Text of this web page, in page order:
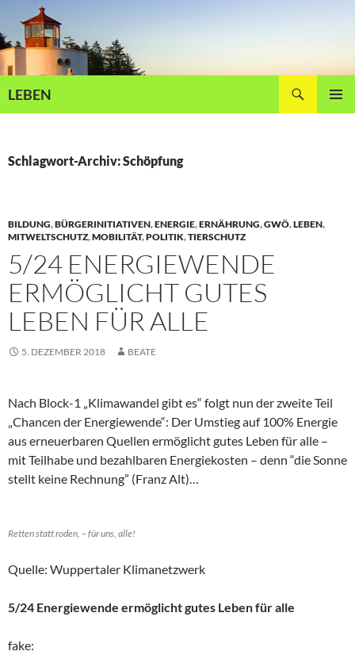
Inhalt
springen
LEBEN
Schlagwort-Archiv: Schöpfung
BILDUNG,BÜRGERINITIATIVEN,ENERGIE,ERNÄHRUNG,GWÖ,LEBEN,
MITWELTSCHUTZ,MOBILITÄT,POLITIK,TIERSCHUTZ
5/24 ENERGIEWENDE
ERMÖGLICHT GUTES
LEBEN FÜR ALLE
5. DEZEMBER 2018 BEATE
Nach Block-1 „Klimawandel gibt es“ folgt nun der zweite Teil
„Chancen der Energiewende“: Der Umstieg auf 100% Energie
aus erneuerbaren Quellen ermöglicht gutes Leben für alle –
mit Teilhabe und bezahlbaren Energiekosten – denn “die Sonne
stellt keine Rechnung” (Franz Alt)…
Retten statt roden, – für uns, alle!
Quelle: Wuppertaler Klimanetzwerk
5/24 Energiewende ermöglicht gutes Leben für alle
fake: